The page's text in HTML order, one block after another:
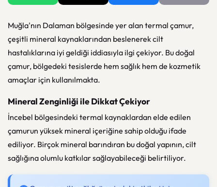
Muğla'nın Dalaman bölgesinde yer alan termal çamur,
çeşitli mineral kaynaklarından beslenerek cilt
hastalıklarına iyi geldiği iddiasıyla ilgi çekiyor. Bu doğal
çamur, bölgedeki tesislerde hem sağlık hem de kozmetik
amaçlar için kullanılmakta.
Mineral Zenginliği ile Dikkat Çekiyor
İncebel bölgesindeki termal kaynaklardan elde edilen
çamurun yüksek mineral içeriğine sahip olduğu ifade
ediliyor. Birçok mineral barındıran bu doğal yapının, cilt
sağlığına olumlu katkılar sağlayabileceği belirtiliyor.